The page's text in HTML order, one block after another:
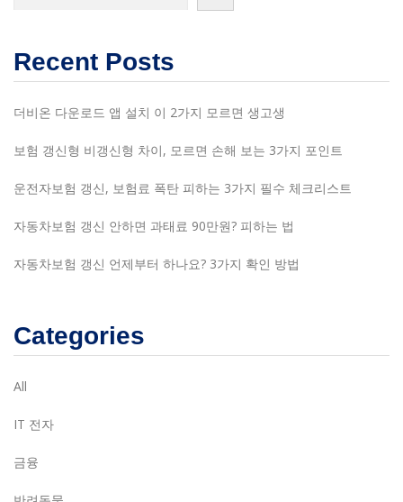
Recent Posts
더비온 다운로드 앱 설치 이 2가지 모르면 생고생
보험 갱신형 비갱신형 차이, 모르면 손해 보는 3가지 포인트
운전자보험 갱신, 보험료 폭탄 피하는 3가지 필수 체크리스트
자동차보험 갱신 안하면 과태료 90만원? 피하는 법
자동차보험 갱신 언제부터 하나요? 3가지 확인 방법
Categories
All
IT 전자
금융